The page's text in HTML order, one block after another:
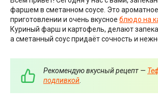
фаршем в сметанном соусе. Это
приготовлении и очень вкусное блюдо на
Куриный фарш и картофель, делают
а сметанный соус придаёт сочность и
Рекомендую вкусный рецепт —
подливкой